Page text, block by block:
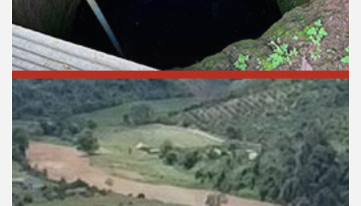
ข่าว
และ
กิจกรรม
เกี่ยว
กับ
เรา